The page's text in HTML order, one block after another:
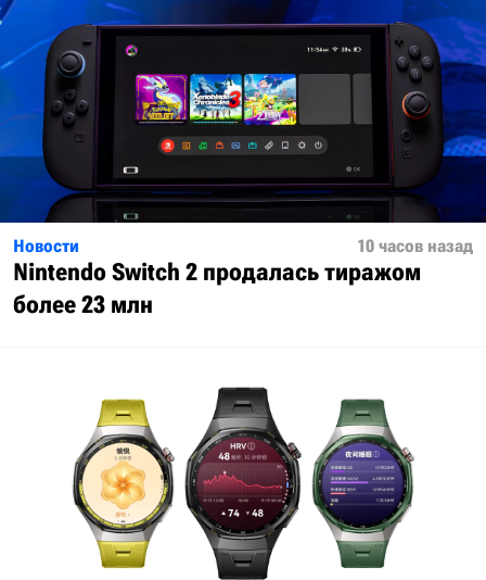
Новости 10 часов назад
Nintendo Switch 2 продалась тиражом
более 23 млн